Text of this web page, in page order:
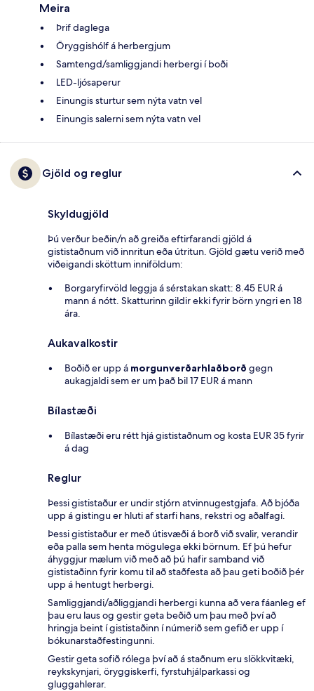
Meira
Þrif daglega
Öryggishólf á herbergjum
Samtengd/samliggjandi herbergi í boði
LED-ljósaperur
Einungis sturtur sem nýta vatn vel
Einungis salerni sem nýta vatn vel
Gjöld og reglur
Skyldugjöld
Þú verður beðin/n að greiða eftirfarandi gjöld á
gististaðnum við innritun eða útritun. Gjöld gætu verið með
viðeigandi sköttum inniföldum:
Borgaryfirvöld leggja á sérstakan skatt: 8.45 EUR á
mann á nótt. Skatturinn gildir ekki fyrir börn yngri en 18
ára.
Aukavalkostir
Boðið er upp á morgunverðarhlaðborð gegn
aukagjaldi sem er um það bil 17 EUR á mann
Bílastæði
Bílastæði eru rétt hjá gististaðnum og kosta EUR 35 fyrir
á dag
Reglur
Þessi gististaður er undir stjórn atvinnugestgjafa. Að bjóða
upp á gistingu er hluti af starfi hans, rekstri og aðalfagi.
Þessi gististaður er með útisvæði á borð við svalir, verandir
eða palla sem henta mögulega ekki börnum. Ef þú hefur
áhyggjur mælum við með að þú hafir samband við
gististaðinn fyrir komu til að staðfesta að þau geti boðið þér
upp á hentugt herbergi.
Samliggjandi/aðliggjandi herbergi kunna að vera fáanleg ef
þau eru laus og gestir geta beðið um þau með því að
hringja beint í gististaðinn í númerið sem gefið er upp í
bókunarstaðfestingunni.
Gestir geta sofið rólega því að á staðnum eru slökkvitæki,
reykskynjari, öryggiskerfi, fyrstuhjálparkassi og
gluggahlerar.